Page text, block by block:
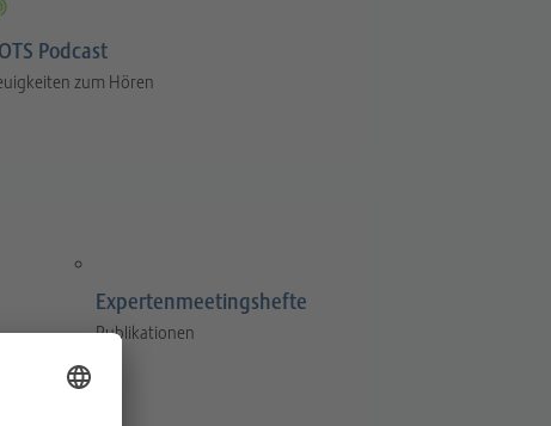
Podcast
zum Hören
Expertenmeetingshefte
Publikationen